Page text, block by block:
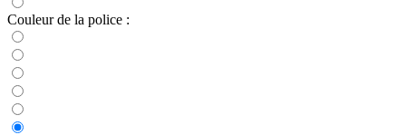
Couleur de la police :